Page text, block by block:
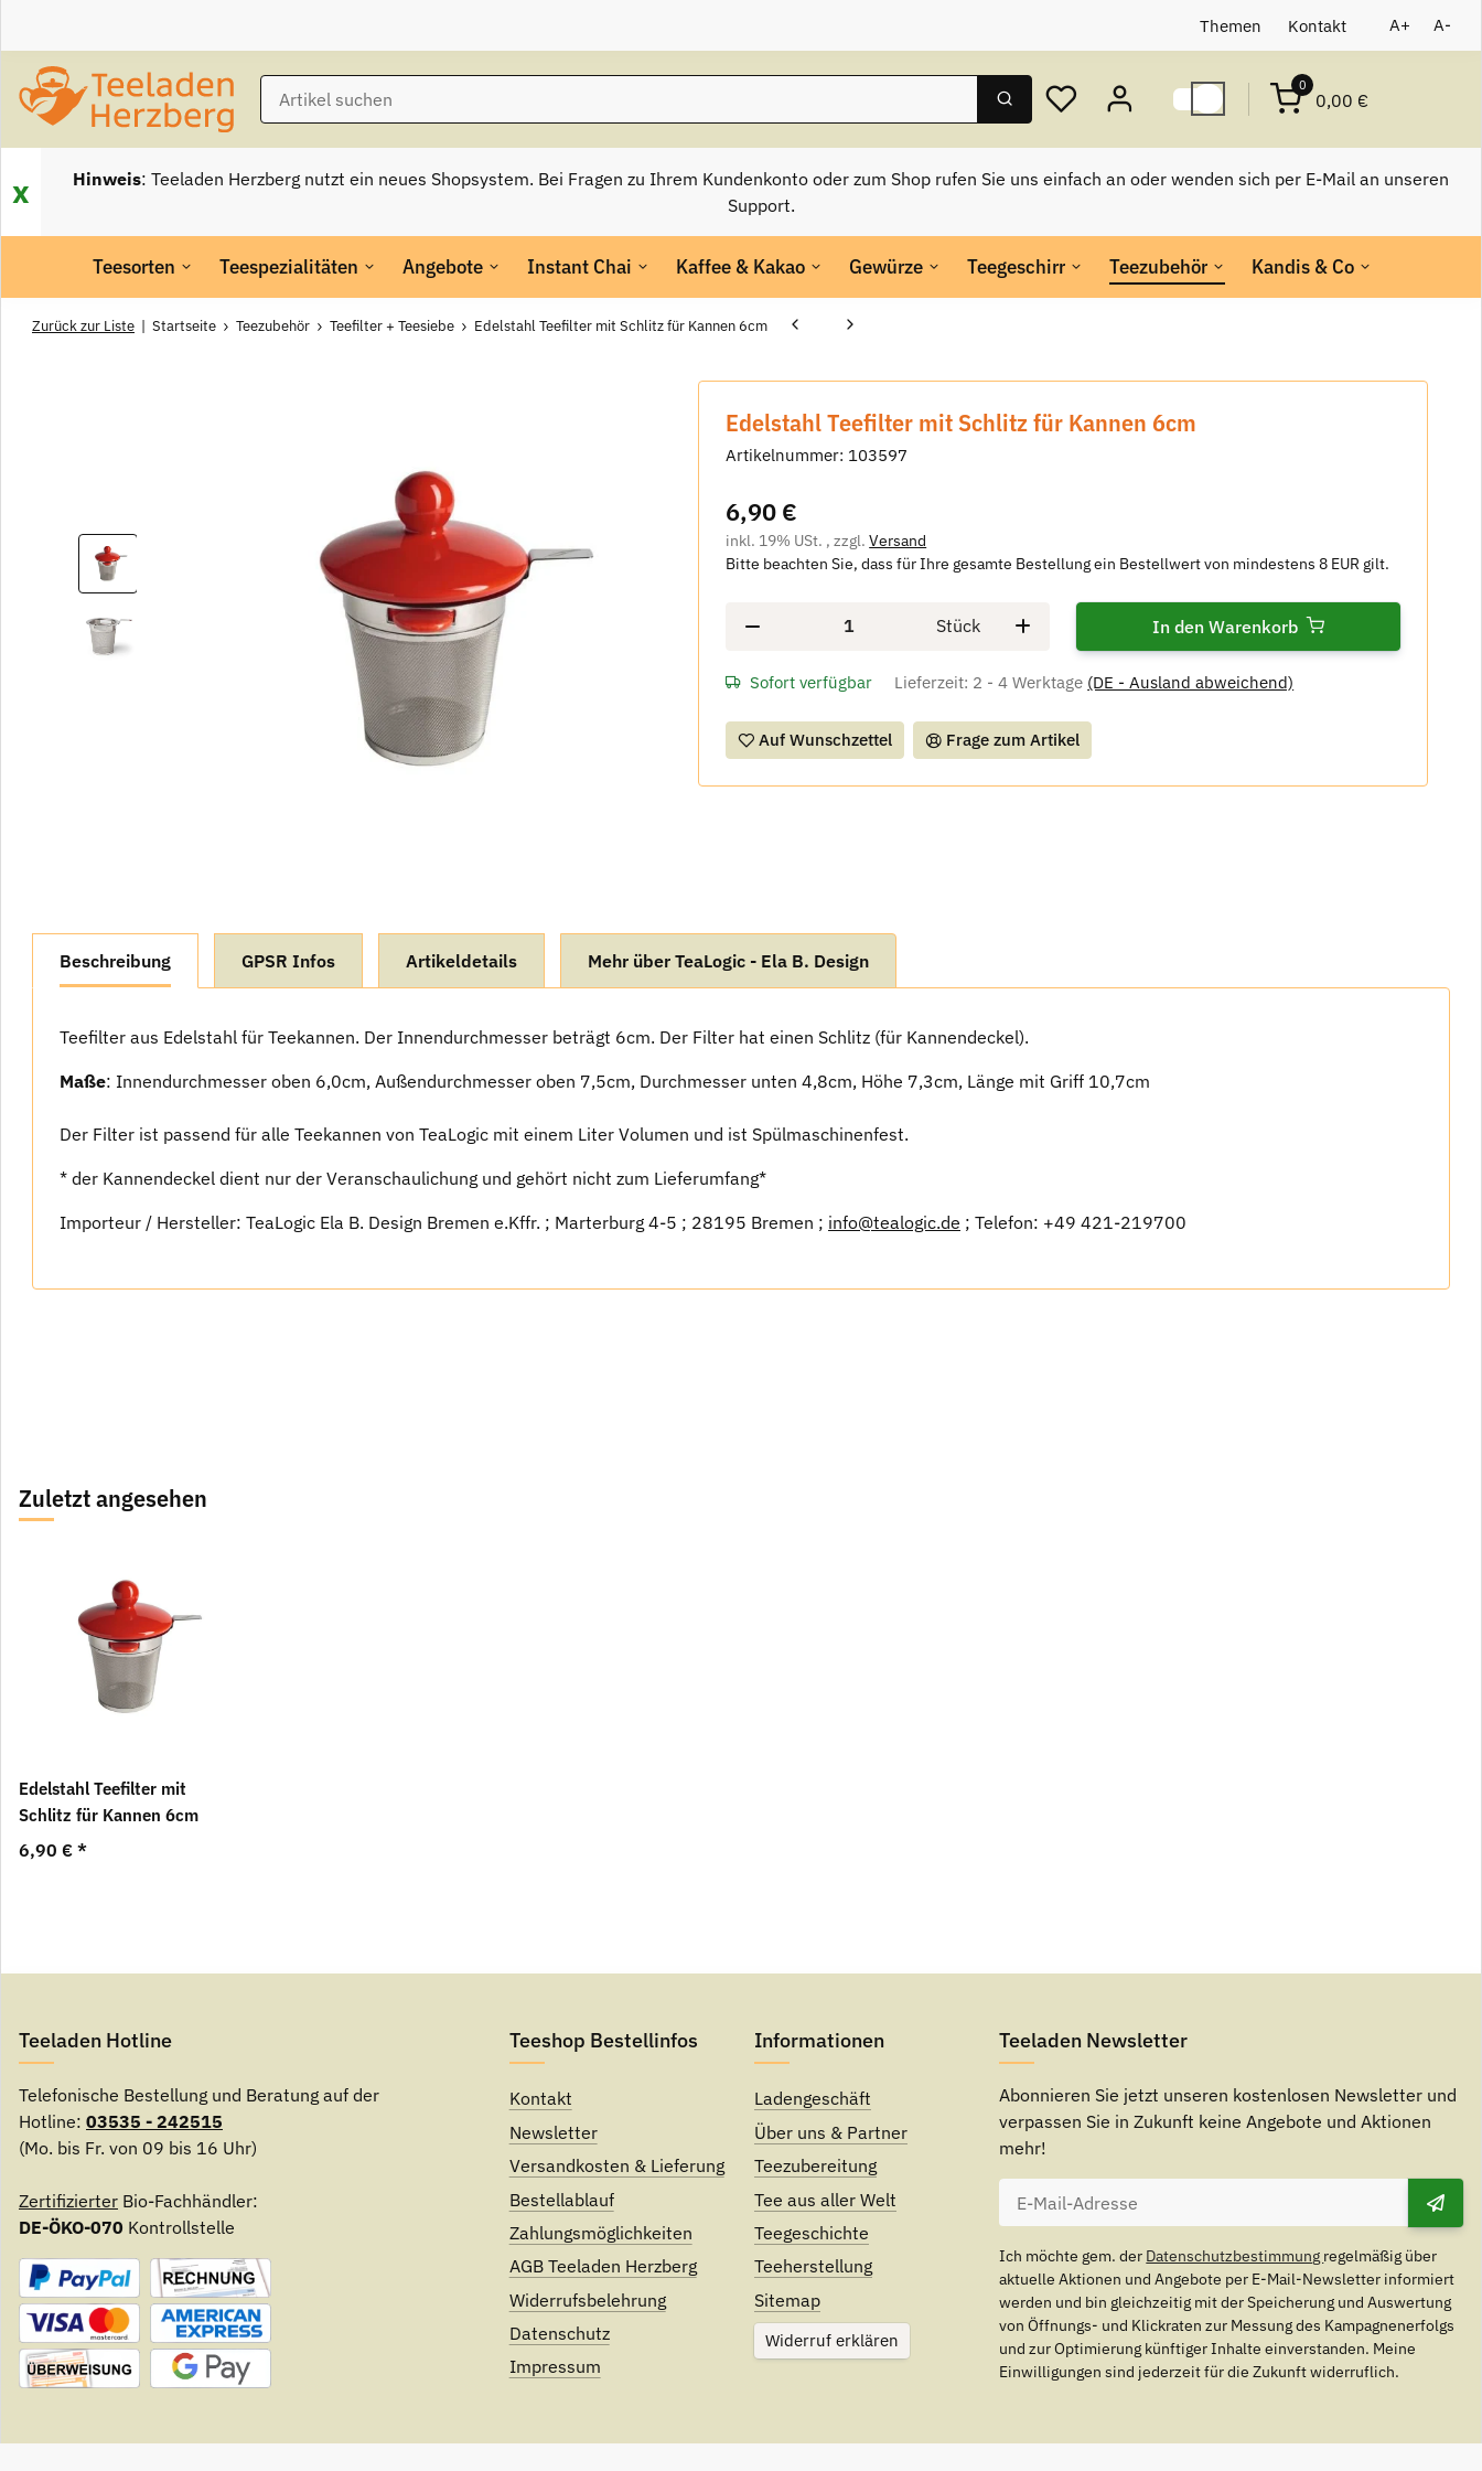
Themen Kontakt A+ A-
0
0,00 €
x Hinweis: Teeladen Herzberg nutzt ein neues Shopsystem. Bei Fragen zu Ihrem Kundenkonto oder zum Shop rufen Sie uns einfach an oder wenden sich per E-Mail an unseren
Support.
Teesorten Teespezialitäten Angebote Instant Chai Kaffee & Kakao Gewürze Teegeschirr Teezubehör Kandis & Co
Zurück zur Liste Startseite Teezubehör Teefilter + Teesiebe Edelstahl Teefilter mit Schlitz für Kannen 6cm
Edelstahl Teefilter mit Schlitz für Kannen 6cm
Artikelnummer: 103597
6,90 €
inkl. 19% USt. , zzgl.Versand
Bitte beachten Sie, dass für Ihre gesamte Bestellung ein Bestellwert von mindestens 8 EUR gilt.
Stück In den Warenkorb
Sofort verfügbar Lieferzeit: 2 - 4 Werktage (DE - Ausland abweichend)
Auf Wunschzettel Frage zum Artikel
Beschreibung GPSR Infos Artikeldetails Mehr über TeaLogic - Ela B. Design
Teefilter aus Edelstahl für Teekannen. Der Innendurchmesser beträgt 6cm. Der Filter hat einen Schlitz (für Kannendeckel).
Maße: Innendurchmesser oben 6,0cm, Außendurchmesser oben 7,5cm, Durchmesser unten 4,8cm, Höhe 7,3cm, Länge mit Griff 10,7cm
Der Filter ist passend für alle Teekannen von TeaLogic mit einem Liter Volumen und ist Spülmaschinenfest.
* der Kannendeckel dient nur der Veranschaulichung und gehört nicht zum Lieferumfang*
Importeur / Hersteller: TeaLogic Ela B. Design Bremen e.Kffr. ; Marterburg 4-5 ; 28195 Bremen ; info@tealogic.de ; Telefon: +49 421-219700
Zuletzt angesehen
Edelstahl Teefilter mit
Schlitz für Kannen 6cm
6,90 € *
Teeladen Hotline
Telefonische Bestellung und Beratung auf der
Hotline: 03535 - 242515
(Mo. bis Fr. von 09 bis 16 Uhr)
Zertifizierter Bio-Fachhändler:
DE-ÖKO-070 Kontrollstelle
Teeshop Bestellinfos
Kontakt
Newsletter
Versandkosten & Lieferung
Bestellablauf
Zahlungsmöglichkeiten
AGB Teeladen Herzberg
Widerrufsbelehrung
Datenschutz
Impressum
Informationen
Ladengeschäft
Über uns & Partner
Teezubereitung
Tee aus aller Welt
Teegeschichte
Teeherstellung
Sitemap
Widerruf erklären
Teeladen Newsletter
Abonnieren Sie jetzt unseren kostenlosen Newsletter und
verpassen Sie in Zukunft keine Angebote und Aktionen
mehr!
Ich möchte gem. der Datenschutzbestimmung regelmäßig über
aktuelle Aktionen und Angebote per E-Mail-Newsletter informiert
werden und bin gleichzeitig mit der Speicherung und Auswertung
von Öffnungs- und Klickraten zur Messung des Kampagnenerfolgs
und zur Optimierung künftiger Inhalte einverstanden. Meine
Einwilligungen sind jederzeit für die Zukunft widerruflich.